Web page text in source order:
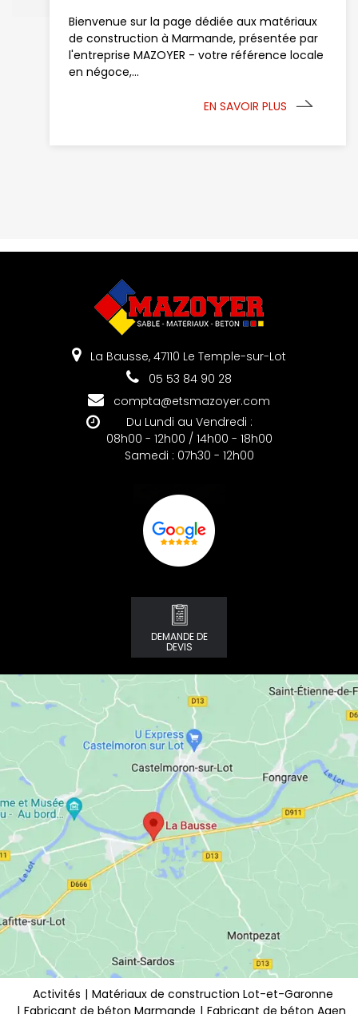
Bienvenue sur la page dédiée aux matériaux
de construction à Marmande, présentée par
l'entreprise MAZOYER - votre référence locale
en négoce,...
EN SAVOIR PLUS
La Bausse, 47110 Le Temple-sur-Lot
05 53 84 90 28
compta@etsmazoyer.com
Du Lundi au Vendredi :
08h00 - 12h00 / 14h00 - 18h00
Samedi : 07h30 - 12h00
DEMANDE DE
DEVIS
Activités
Matériaux de construction Lot-et-Garonne
Fabricant de béton Marmande
Fabricant de béton Agen